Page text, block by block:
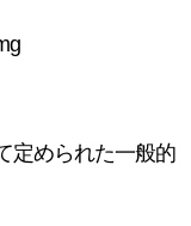
定められた一般的